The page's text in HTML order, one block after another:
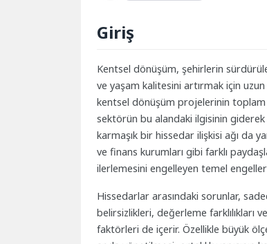
Giriş
Kentsel dönüşüm, şehirlerin
ve yaşam kalitesini artırmak için uzun
kentsel dönüşüm projelerinin toplam
sektörün bu alandaki ilgisinin giderek
karmaşık bir hissedar ilişkisi ağı da
ve finans kurumları gibi farklı
ilerlemesini engelleyen temel
Hissedarlar arasındaki sorunlar,
belirsizlikleri, değerleme farklılıkları
faktörleri de içerir. Özellikle büyük